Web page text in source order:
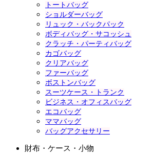
トートバッグ
ショルダーバッグ
リュック・バックパック
ボディバッグ・サコッシュ
クラッチ・パーティバッグ
カゴバッグ
クリアバッグ
ファーバッグ
ボストンバッグ
スーツケース・トランク
ビジネス・オフィスバッグ
エコバッグ
ママバッグ
バッグアクセサリー
財布・ケース・小物